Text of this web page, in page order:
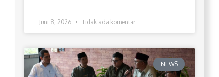
Juni 8, 2026 Tidak ada komentar
NEWS